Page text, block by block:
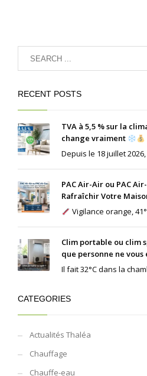
RECENT POSTS
TVA à 5,5 % sur la
change vraiment
Depuis le 18 juillet
PAC Air-Air ou PAC
Rafraîchir Votre
Vigilance orange,
Clim portable ou clim
que personne ne vous
Il fait 32°C dans la
CATEGORIES
Actualités Thaléa
Chauffage
Chauffe-eau